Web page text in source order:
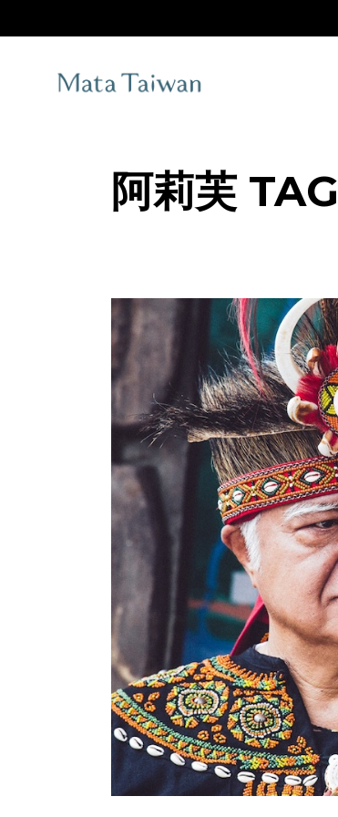
the
阿莉芙 TAG